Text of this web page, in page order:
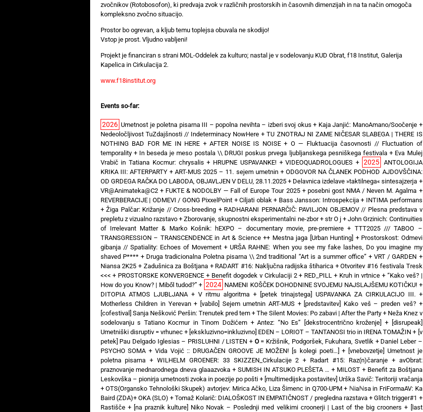
zvočnikov (Rotobosofon), ki predvaja zvok v različnih prostorskih in časovnih dimenzijah in na ta način omogoča
kompleksno zvočno situacijo.
Prostor bo ogrevan, a kljub temu toplejsa obuvala ne skodijo!
Vstop je prost. Vljudno vabljeni!
Projekt je financiran s strani MOL-Oddelek za kulturo; nastal je v sodelovanju KUD Obrat, f18 Institut, Galerija
Kapelica in Cirkulacija 2.
www.f18institut.org
Events so-far:
2026 Umetnost je poletna pisarna III – popolna nevihta – izberi svoj okus + Kaja Janjić: ManoAmano/Soočenje+
Nedeoločljivost TuZdajšnosti // Indeterminacy NowHere +TU ZNOTRAJ NI ZAME NIČESAR SLABEGA | THERE IS
NOTHING BAD FOR ME IN HERE + AFTER NOISE IS NOISE+ O — Fluktuacija časovnosti // Fluctuation of
temporality+ In beseda je meso postala \\ DRUGI poskus prvega ljubljanskega pesniškega festivala+ Eva Mulej
Vrabič in Tatiana Kocmur: chrysalis + HRUPNE USPAVANKE!+VIDEOQUADROLOGUES + 2025
ANTOLOGIJA
KRIKA III: AFTERPARTY+ART-MUS 2025 – 11. sejem umetnin+ODGOVOR NA ČLANEK PODHOD AJDOVŠČINA:
OD GRDEGA RAČKA DO LABODA, OBJAVLJEN V DELU, 28.11.2025 + Delavnica izdelave »taktilnega« sintesajzerja +
VR@Animateka@C2+ FUKTE & NODOLBY — Fall of Europe Tour 2025 + posebni gost NMA / Neven M. Agalma +
REVERBERACIJE | ODMEVI / GONG PixxelPoint +Ciljati oblak+ Bass Jansson: Introspekcija+ INTIMA performans
+ Žiga Palčar: Križanje // Cross-breeding + RADHARANI PERNARČIČ: PAVILJON OBJEMOV // Plesna predstava v
prepletu z vizualno razstavo+Zborovanje, skupnostni eksperimentalni ne-zbor+ str O j +John Grzinich: Continuities
of Irrelevant Matter & Marko Košnik: hEXPO – documentary movie, pre-premiere + TTT2025 /// TABOO –
TRANSGRESSION – TRANSCENDENCE in Art & Science ++ Mestna jaga [Urban Hunting] + Prostorskost: Odmevi
gibanja // Spatiality: Echoes of Movement +URŠA RAHNE: When you see my fake lashes, Do you imagine my
shaved P****+ Druga tradicionalna Poletna pisarna \\ 2nd traditional “Art is a summer office” +VRT / GARDEN +
Niansa 2K25 + Zadušnica za Boštjana+ RADART #16: Naključna radijska štiharica +Otvoritev #16 festivala Tresk
<<< + PROSTORSKE KONVERGENCE + Benefit dogodek v Cirkulaciji 2+ RED_PILL + Kruh in vrtnice+ “Kako veš? |
How do you Know? | Miből tudod?”+ 2024 NAMENI KOŠČEK DOHODNINE SVOJEMU NAJSLAJŠEMU KOTIČKU! +
DITOPIA ATMOS LJUBLJANA+ V ritmu algoritma+
[petek trinajstega] USPAVANKA ZA CIRKULACIJO III. +
Motherless Children in Yerevan+ [vabilo] Sejem umetnin ART-MUS + [predstavitev] Kako veš – preden veš?+
[cofestival] Sanja Nešković Peršin: Trenutek pred tem +The Silent Movies: Po zabavi | After the Party + Neža Knez v
sodelovanju s Tatiano Kocmur in Tinom Dožićem+Antez: “No Es” [dekstrocentrično kroženje] +
[disrupeak]
Umetniški disruptiv = vrhunec+ [ekskluzivno=inkluzivno] EDEN – LORIOT – TANTANOSI trio in IRENA TOMAŽIN + [v
petek] Pau Delgado Iglesias – PRISLUHNI / LISTEN + O = Kržišnik, Podgoršek, Fukuhara, Svetlik+ Daniel Leber –
PSYCHO SOMA+ Vida Vojić :: DRUGAČEN GROOVE JE MOŽEN! [s kolegi poeti…] + [vnebovzetje] Umetnost je
poletna pisarna +WILHELM GROENER: 33 SKIZZEN_Cirkulacije 2 + Radart #15: Raz(n)čaranje+ avObrat:
praznovanje mednarodnega dneva glaaazvoka + SUMISH IN ATSUKO PLEŠETA … + MILOST + Benefit za Boštjana
Leskovška – pionirja umetnosti zvoka in poezije po pošti+ [multimedijska postavitev] Urška Savič: Teritoriji vračanja
+OTS(Organsko Tehnološki Skupek) avtorjev: Mirica Ačko, Liza Šimenc in Q700-UPM+ ℕiaℕsa in FriFormaAV: Ka
Baird (ZDA)+ OKA (SLO) +Tomaž Kolarič: DIALOŠKOST IN EMPATIČNOST / pregledna razstava+Glitch trigger#1 +
Rastišče+ [na praznik kulture] Niko Novak – Poslednji med velikimi croonerji | Last of the big crooners +
[last